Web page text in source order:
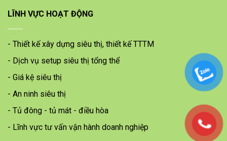
LĨNH VỰC HOẠT ĐỘNG
- Thiết kế xây dựng siêu thị, thiết kế TTTM
- Dịch vụ setup siêu thị tổng thể
- Giá kệ siêu thị
- An ninh siêu thị
- Tủ đông - tủ mát - điều hòa
- Lĩnh vực tư vấn vận hành doanh nghiệp